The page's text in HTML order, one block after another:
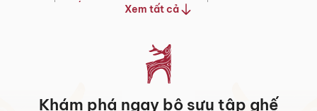
Ghế văn phòng cho chủ tịch
Ghế giám đốc văn phòng
MyChair FA636A
12.650.000
Xem tất cả
Khám phá ngay bộ sưu tập ghế